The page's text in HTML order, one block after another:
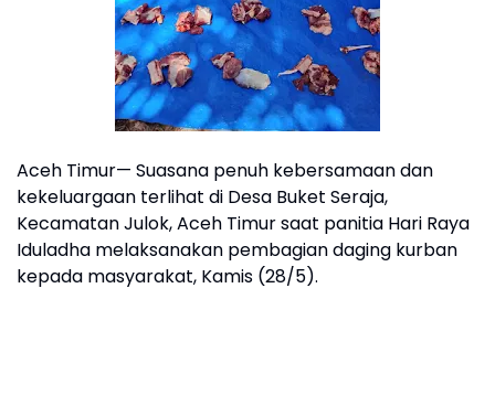
Aceh Timur— Suasana penuh kebersamaan dan
kekeluargaan terlihat di Desa Buket Seraja,
Kecamatan Julok, Aceh Timur saat panitia Hari Raya
Iduladha melaksanakan pembagian daging kurban
kepada masyarakat, Kamis (28/5).